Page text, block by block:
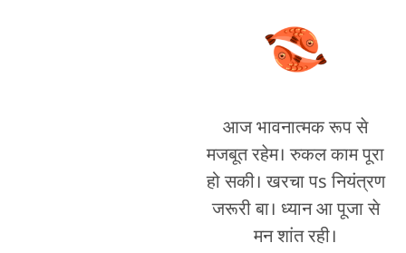
आज भावनात्मक रूप से
मजबूत रहेम। रुकल काम पूरा
हो सकी। खरचा पs नियंत्रण
जरूरी बा। ध्यान आ पूजा से
मन शांत रही।